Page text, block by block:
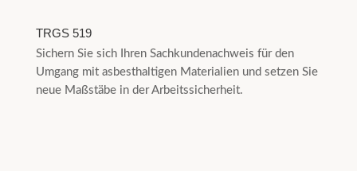
TRGS 519
Sichern Sie sich Ihren Sachkundenachweis für den
Umgang mit asbesthaltigen Materialien und setzen Sie
neue Maßstäbe in der Arbeitssicherheit.